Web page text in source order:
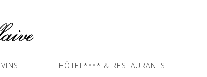
VINS HÔTEL**** & RESTAURANTS